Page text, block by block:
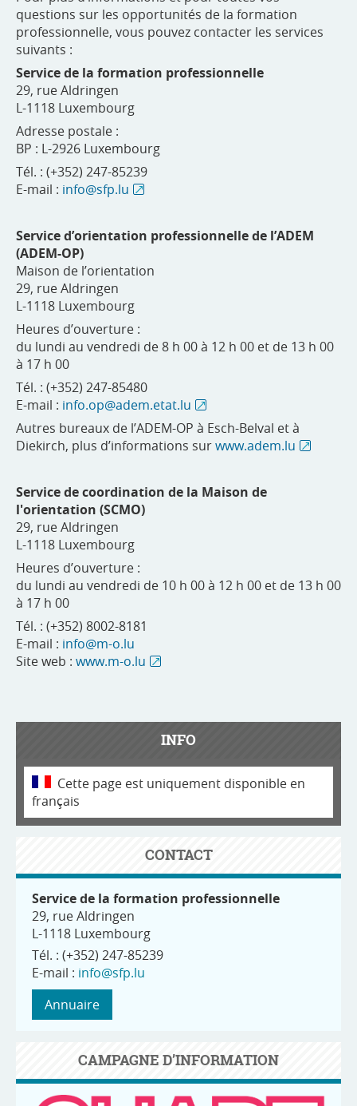
questions sur les opportunités de la formation
professionnelle, vous pouvez contacter les services
suivants :
Service de la formation professionnelle
29, rue Aldringen
L-1118 Luxembourg
Adresse postale :
BP : L-2926 Luxembourg
Tél. : (+352) 247-85239
E-mail : info@sfp.lu
Service d’orientation professionnelle de l’ADEM
(ADEM-OP)
Maison de l’orientation
29, rue Aldringen
L-1118 Luxembourg
Heures d’ouverture :
du lundi au vendredi de 8 h 00 à 12 h 00 et de 13 h 00
à 17 h 00
Tél. : (+352) 247-85480
E-mail : info.op@adem.etat.lu
Autres bureaux de l’ADEM-OP à Esch-Belval et à
Diekirch, plus d’informations surwww.adem.lu
Service de coordination de la Maison de
l'orientation (SCMO)
29, rue Aldringen
L-1118 Luxembourg
Heures d’ouverture :
du lundi au vendredi de 10 h 00 à 12 h 00 et de 13 h 00
à 17 h 00
Tél. : (+352) 8002-8181
E-mail : info@m-o.lu
Site web : www.m-o.lu
INFO
Cette page est uniquement disponible en
français
CONTACT
Service de la formation professionnelle
29, rue Aldringen
L-1118 Luxembourg
Tél. : (+352) 247-85239
E-mail : info@sfp.lu
Annuaire
CAMPAGNE D’INFORMATION